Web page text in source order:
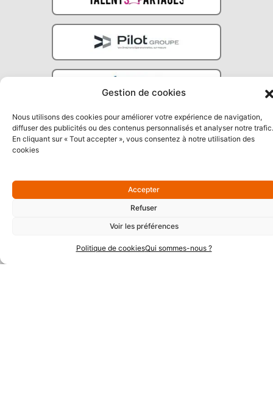
Gestion de cookies
Nous utilisons des cookies pour améliorer votre expérience de navigation,
diffuser des publicités ou des contenus personnalisés et analyser notre trafic.
En cliquant sur « Tout accepter », vous consentez à notre utilisation des
cookies
Accepter
Refuser
Voir les préférences
Politique de cookiesQui sommes-nous ?
Partenaires Argent
Partenaires Techniques